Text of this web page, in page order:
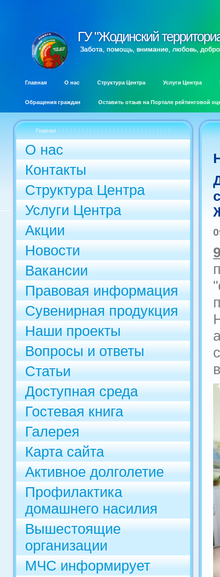
ГУ "Жодинский
ГУ "Жодинский
Забота, помощь, внимание, любовь, добро
Главная О нас Структура Центра Услуги Центра
Обращения граждан Оставить отзыв на Портале рейтинговой
Главная
О нас
Контакты
Структура Центра
Услуги Центра
Акции
Новости
Вакансии
Правовая информация
Сувенирная продукция
Наши проекты
Вопросы и ответы
Статьи
Доступная среда
Гостевая книга
Галерея
Карта сайта
Активное долголетие
Профилактика
домашнего насилия
Вышестоящие
организации
МЧС информирует